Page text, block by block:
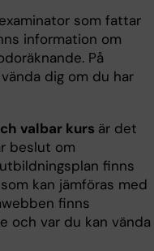
som fattar
information om
På
dig om du har
valbar kurs är det
beslut om
finns
kan jämföras med
finns
och var du kan vända